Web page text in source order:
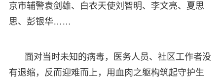
京市辅警袁剑雄、白衣天使刘智明、李文亮、夏思
思、彭银华……
面对当时未知的病毒，医务人员、社区工作者没
有退缩，反而迎难而上，用血肉之躯构筑起守护生